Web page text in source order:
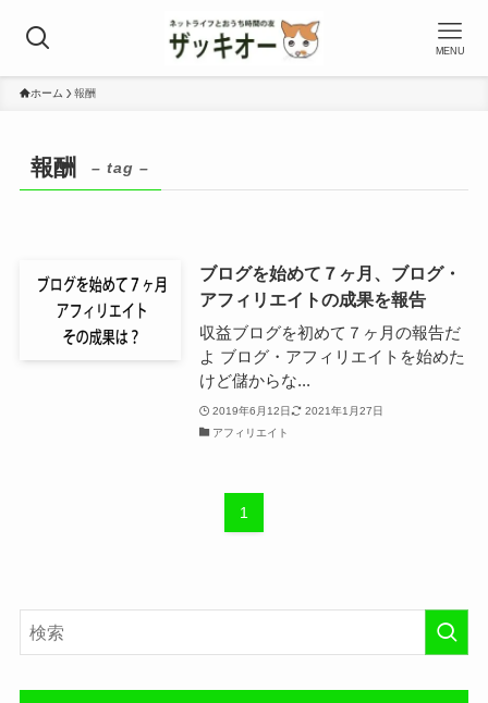
MENU
ホーム 報酬
報酬 – tag –
ブログを始めて７ヶ月、ブログ・
アフィリエイトの成果を報告
収益ブログを初めて７ヶ月の報告だ
よ ブログ・アフィリエイトを始めた
けど儲からな...
2019年6月12日
2021年1月27日
アフィリエイト
1